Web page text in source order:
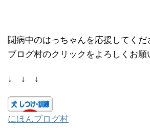
闘病中のはっちゃんを応援してくだ
ブログ村のクリックをよろしくお願
↓ ↓ ↓
にほんブログ村